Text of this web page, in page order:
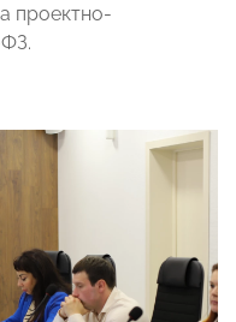
проектно-